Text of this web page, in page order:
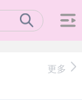
更多